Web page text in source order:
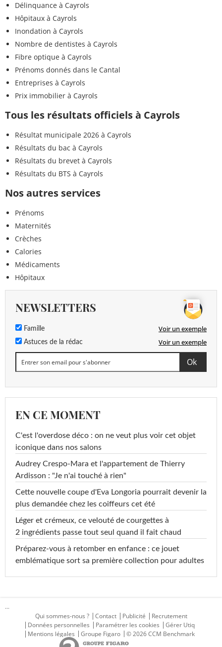
Délinquance à Cayrols
Hôpitaux à Cayrols
Inondation à Cayrols
Nombre de dentistes à Cayrols
Fibre optique à Cayrols
Prénoms donnés dans le Cantal
Entreprises à Cayrols
Prix immobilier à Cayrols
Tous les résultats officiels à Cayrols
Résultat municipale 2026 à Cayrols
Résultats du bac à Cayrols
Résultats du brevet à Cayrols
Résultats du BTS à Cayrols
Nos autres services
Prénoms
Maternités
Crèches
Calories
Médicaments
Hôpitaux
NEWSLETTERS
Famille Voir un exemple
Astuces de la rédac Voir un exemple
EN CE MOMENT
C'est l'overdose déco : on ne veut plus voir cet objet
iconique dans nos salons
Audrey Crespo-Mara et l'appartement de Thierry
Ardisson : "Je n'ai touché à rien"
Cette nouvelle coupe d'Eva Longoria pourrait devenir la
plus demandée chez les coiffeurs cet été
Léger et crémeux, ce velouté de courgettes à
2 ingrédients passe tout seul quand il fait chaud
Préparez-vous à retomber en enfance : ce jouet
emblématique sort sa première collection pour adultes
...
Qui sommes-nous ?
Contact Publicité
Recrutement
Données personnelles
Paramétrer les cookies
Gérer Utiq
Mentions légales
Groupe Figaro © 2026 CCM Benchmark